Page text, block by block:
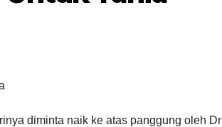
diminta naik ke atas panggung oleh Dr